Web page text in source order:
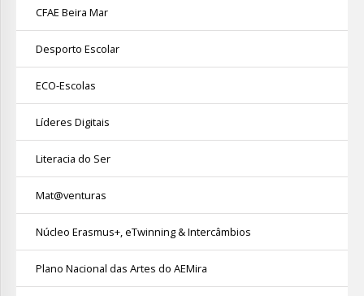
CFAE Beira Mar
Desporto Escolar
ECO-Escolas
Líderes Digitais
Literacia do Ser
Mat@venturas
Núcleo Erasmus+, eTwinning & Intercâmbios
Plano Nacional das Artes do AEMira